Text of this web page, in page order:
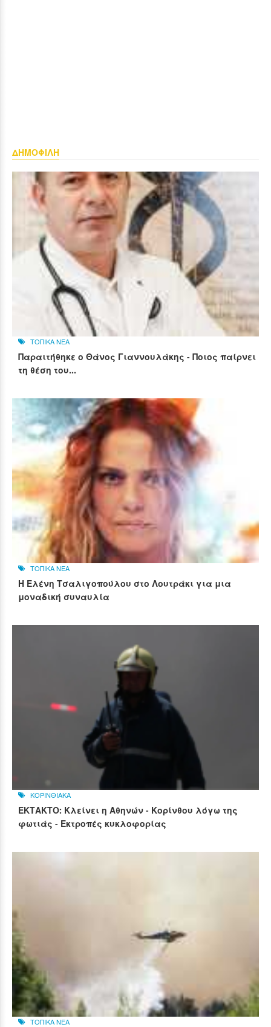
ΔΗΜΟΦΙΛΗ
ΤΟΠΙΚΑ ΝΕΑ
Παραιτήθηκε ο Θάνος Γιαννουλάκης - Ποιος παίρνει
τη θέση του...
ΤΟΠΙΚΑ ΝΕΑ
Η Ελένη Τσαλιγοπούλου στο Λουτράκι για μια
μοναδική συναυλία
ΚΟΡΙΝΘΙΑΚΑ
ΕΚΤΑΚΤΟ: Κλείνει η Αθηνών - Κορίνθου λόγω της
φωτιάς - Εκτροπές κυκλοφορίας
ΤΟΠΙΚΑ ΝΕΑ